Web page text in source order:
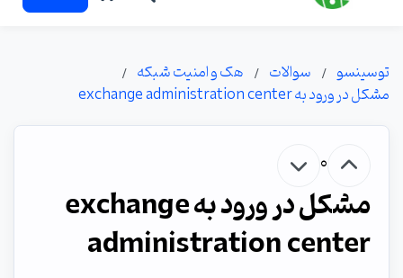
توسینسو سوالات
هک و امنیت شبکه
مشکل در ورود به exchange administration center
0
مشکل در ورود به exchange
administration center